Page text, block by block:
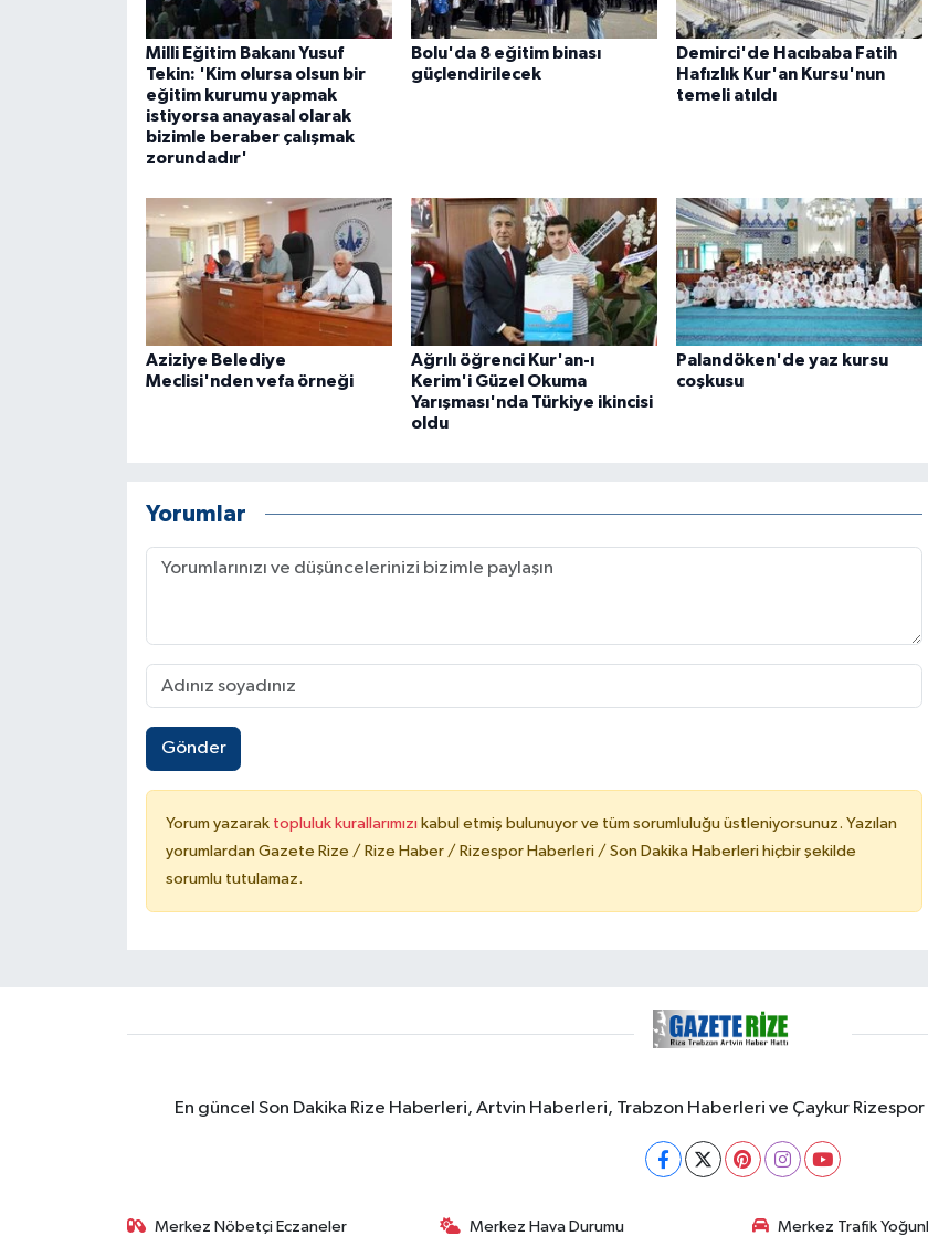
Milli Eğitim Bakanı Yusuf
Tekin: 'Kim olursa olsun bir
eğitim kurumu yapmak
istiyorsa anayasal olarak
bizimle beraber çalışmak
zorundadır'
Bolu'da 8 eğitim binası
güçlendirilecek
Demirci'de Hacıbaba Fatih
Hafızlık Kur'an Kursu'nun
temeli atıldı
Aziziye Belediye
Meclisi'nden vefa örneği
Ağrılı öğrenci Kur'an-ı
Kerim'i Güzel Okuma
Yarışması'nda Türkiye ikincisi
oldu
Palandöken'de yaz kursu
coşkusu
Yorumlar
Gönder
Yorum yazarak topluluk kurallarımızı kabul etmiş bulunuyor ve tüm sorumluluğu üstleniyorsunuz. Yazılan
yorumlardan Gazete Rize / Rize Haber / Rizespor Haberleri / Son Dakika Haberleri hiçbir şekilde
sorumlu tutulamaz.
En güncel Son Dakika Rize Haberleri, Artvin Haberleri, Trabzon Haberleri ve Çaykur
Merkez Nöbetçi Eczaneler Merkez Hava Durumu Merkez Trafik